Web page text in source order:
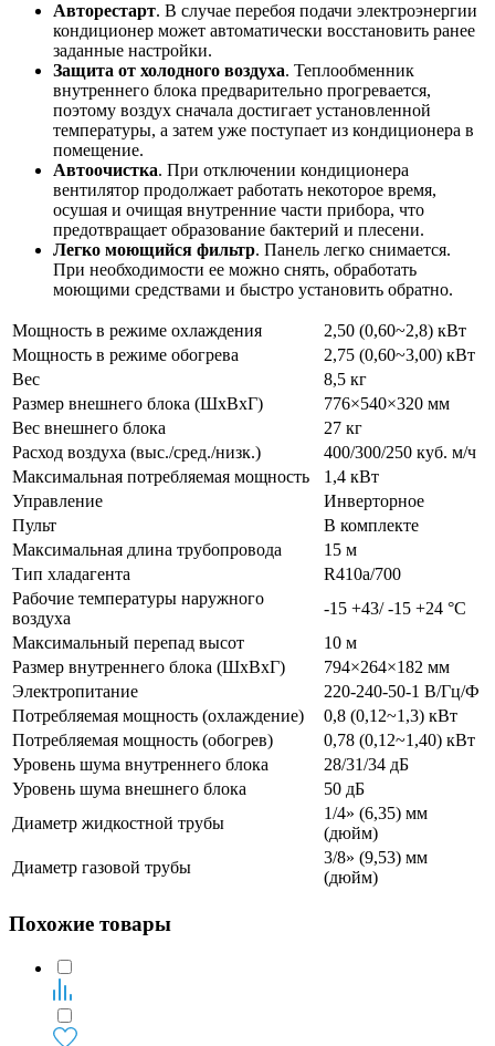
Авторестарт. В случае перебоя подачи электроэнергии
кондиционер может автоматически восстановить ранее
заданные настройки.
Защита от холодного воздуха. Теплообменник
внутреннего блока предварительно прогревается,
поэтому воздух сначала достигает установленной
температуры, а затем уже поступает из кондиционера в
помещение.
Автоочистка. При отключении кондиционера
вентилятор продолжает работать некоторое время,
осушая и очищая внутренние части прибора, что
предотвращает образование бактерий и плесени.
Легко моющийся фильтр. Панель легко снимается.
При необходимости ее можно снять, обработать
моющими средствами и быстро установить обратно.
Мощность в режиме охлаждения
2,50 (0,60~2,8) кВт
Мощность в режиме обогрева
2,75 (0,60~3,00) кВт
Вес
8,5 кг
Размер внешнего блока (ШхВхГ)
776×540×320 мм
Вес внешнего блока
27 кг
Расход воздуха (выс./сред./низк.)
400/300/250 куб. м/ч
Максимальная потребляемая мощность
1,4 кВт
Управление
Инверторное
Пульт
В комплекте
Максимальная длина трубопровода
15 м
Тип хладагента
R410a/700
Рабочие температуры наружного
воздуха
-15 +43/ -15 +24 °С
Максимальный перепад высот
10 м
Размер внутреннего блока (ШхВхГ)
794×264×182 мм
Электропитание
220-240-50-1 В/Гц/Ф
Потребляемая мощность (охлаждение)
0,8 (0,12~1,3) кВт
Потребляемая мощность (обогрев)
0,78 (0,12~1,40) кВт
Уровень шума внутреннего блока
28/31/34 дБ
Уровень шума внешнего блока
50 дБ
Диаметр жидкостной трубы
1/4» (6,35) мм
(дюйм)
Диаметр газовой трубы
3/8» (9,53) мм
(дюйм)
Похожие товары